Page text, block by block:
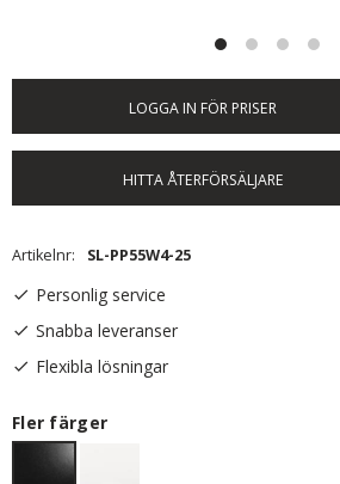
LOGGA IN FÖR PRISER
HITTA ÅTERFÖRSÄLJARE
Artikelnr SL-PP55W4-25
Personlig service
Snabba leveranser
Flexibla lösningar
Fler färger